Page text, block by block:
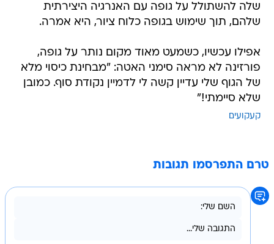
שלה להשתולל על גופה עם האנרגיה היצירתית
שלהם, תוך שימוש בגופה כלוח ציור, היא אמרה.
אפילו עכשיו, כשמעט מאוד מקום נותר על גופה,
פורזינה לא מראה סימני האטה: "מבחינת כיסוי מלא
של הגוף שלי עדיין קשה לי לדמיין נקודת סוף. כמובן
שלא סיימתי!"
קעקועים
טרם התפרסמו תגובות